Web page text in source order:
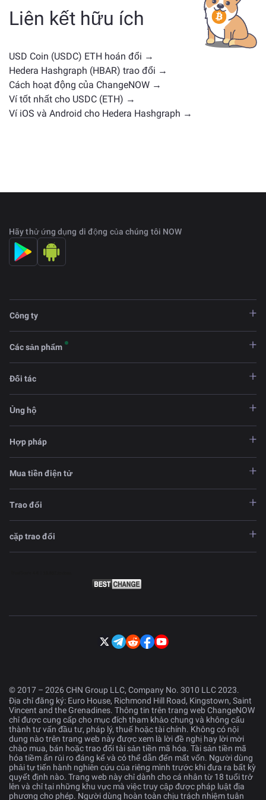
gồm các loại tiền điện tử khác với các trường hợp sử
dụng hoặc vị trí thị trường tương tự. Kiểm tra tất cả
trang trao đổi chính.
Liên kết hữu ích
USD Coin (USDC) ETH hoán đổi →
Hedera Hashgraph (HBAR) trao đổi →
Cách hoạt động của ChangeNOW →
Ví tốt nhất cho USDC (ETH) →
Ví iOS và Android cho Hedera Hashgraph →
Hãy thử ứng dụng di động của chúng tôi NOW
Công ty
Các sản phẩm
Đối tác
Ủng hộ
Hợp pháp
Mua tiền điện tử
Trao đổi
cặp trao đổi
© 2017 – 2026 CHN Group LLC, Company No. 3010 LLC 2023.
Địa chỉ đăng ký: Euro House, Richmond Hill Road, Kingstown, Saint
Vincent and the Grenadines. Thông tin trên trang web ChangeNOW
chỉ được cung cấp cho mục đích tham khảo chung và không cấu
thành tư vấn đầu tư, pháp lý, thuế hoặc tài chính. Không có nội
dung nào trên trang web này được xem là lời đề nghị hay lời mời
chào mua, bán hoặc trao đổi tài sản tiền mã hóa. Tài sản tiền mã
hóa tiềm ẩn rủi ro đáng kể và có thể dẫn đến mất vốn. Người dùng
phải tự tiến hành nghiên cứu của riêng mình trước khi đưa ra bất kỳ
quyết định nào. Trang web này chỉ dành cho cá nhân từ 18 tuổi trở
lên và chỉ tại những khu vực mà việc truy cập được pháp luật địa
phương cho phép. Người dùng hoàn toàn chịu trách nhiệm tuân